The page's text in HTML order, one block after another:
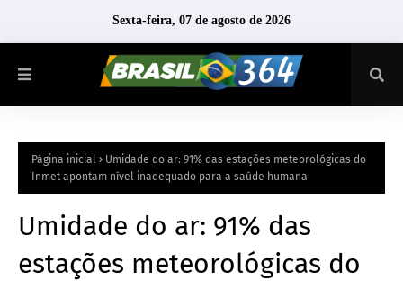
Sexta-feira, 07 de agosto de 2026
Página inicial
Umidade do ar: 91% das estações meteorológicas do
Inmet apontam nível inadequado para a saúde humana
Umidade do ar: 91% das
estações meteorológicas do